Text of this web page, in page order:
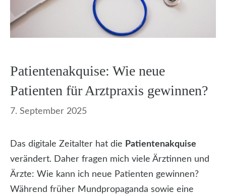
Patientenakquise: Wie neue
Patienten für Arztpraxis gewinnen?
7. September 2025
Das digitale Zeitalter hat die Patientenakquise
verändert. Daher fragen mich viele Ärztinnen und
Ärzte: Wie kann ich neue Patienten gewinnen?
Während früher Mundpropaganda sowie eine